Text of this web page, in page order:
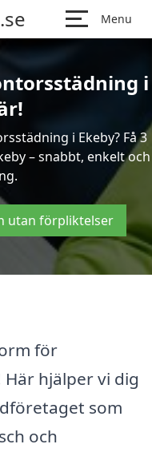
Menu
i
i Ekeby? Få 3
– snabbt, enkelt och
utan förpliktelser
för
hjälper vi dig
som
och